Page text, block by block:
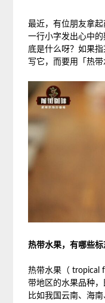
最近，有位朋友拿
一行小字发出心中的
底是什么呀？如果
写它，而要用「热带
热带水果，有哪些标
热带水果（ tropical
带地区的水果品种
比如我国云南、海